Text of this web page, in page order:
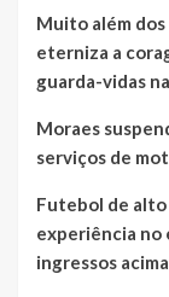
Muito além
eterniza a
guarda-vidas
Moraes
serviços de
Futebol de alto
experiência no
ingressos